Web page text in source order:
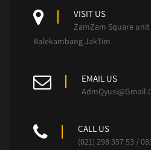
VISIT US
ZamZam Square unit
Balekambang JakTim
EMAIL US
CALL US
(021) 298 357 53 /